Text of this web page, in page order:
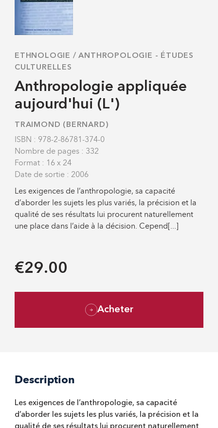
ETHNOLOGIE / ANTHROPOLOGIE - ÉTUDES
CULTURELLES
Anthropologie appliquée
aujourd'hui (L')
TRAIMOND (BERNARD)
ISBN : 978-2-86781-374-0
Nombre de pages : 332
Format : 16 x 24
Date de sortie : 2006
Les exigences de l’anthropologie, sa capacité
d’aborder les sujets les plus variés, la précision et la
qualité de ses résultats lui procurent naturellement
une place dans l’aide à la décision. Cepend[...]
€29.00
Acheter
Description
Les exigences de l’anthropologie, sa capacité
d’aborder les sujets les plus variés, la précision et la
qualité de ses résultats lui procurent naturellement